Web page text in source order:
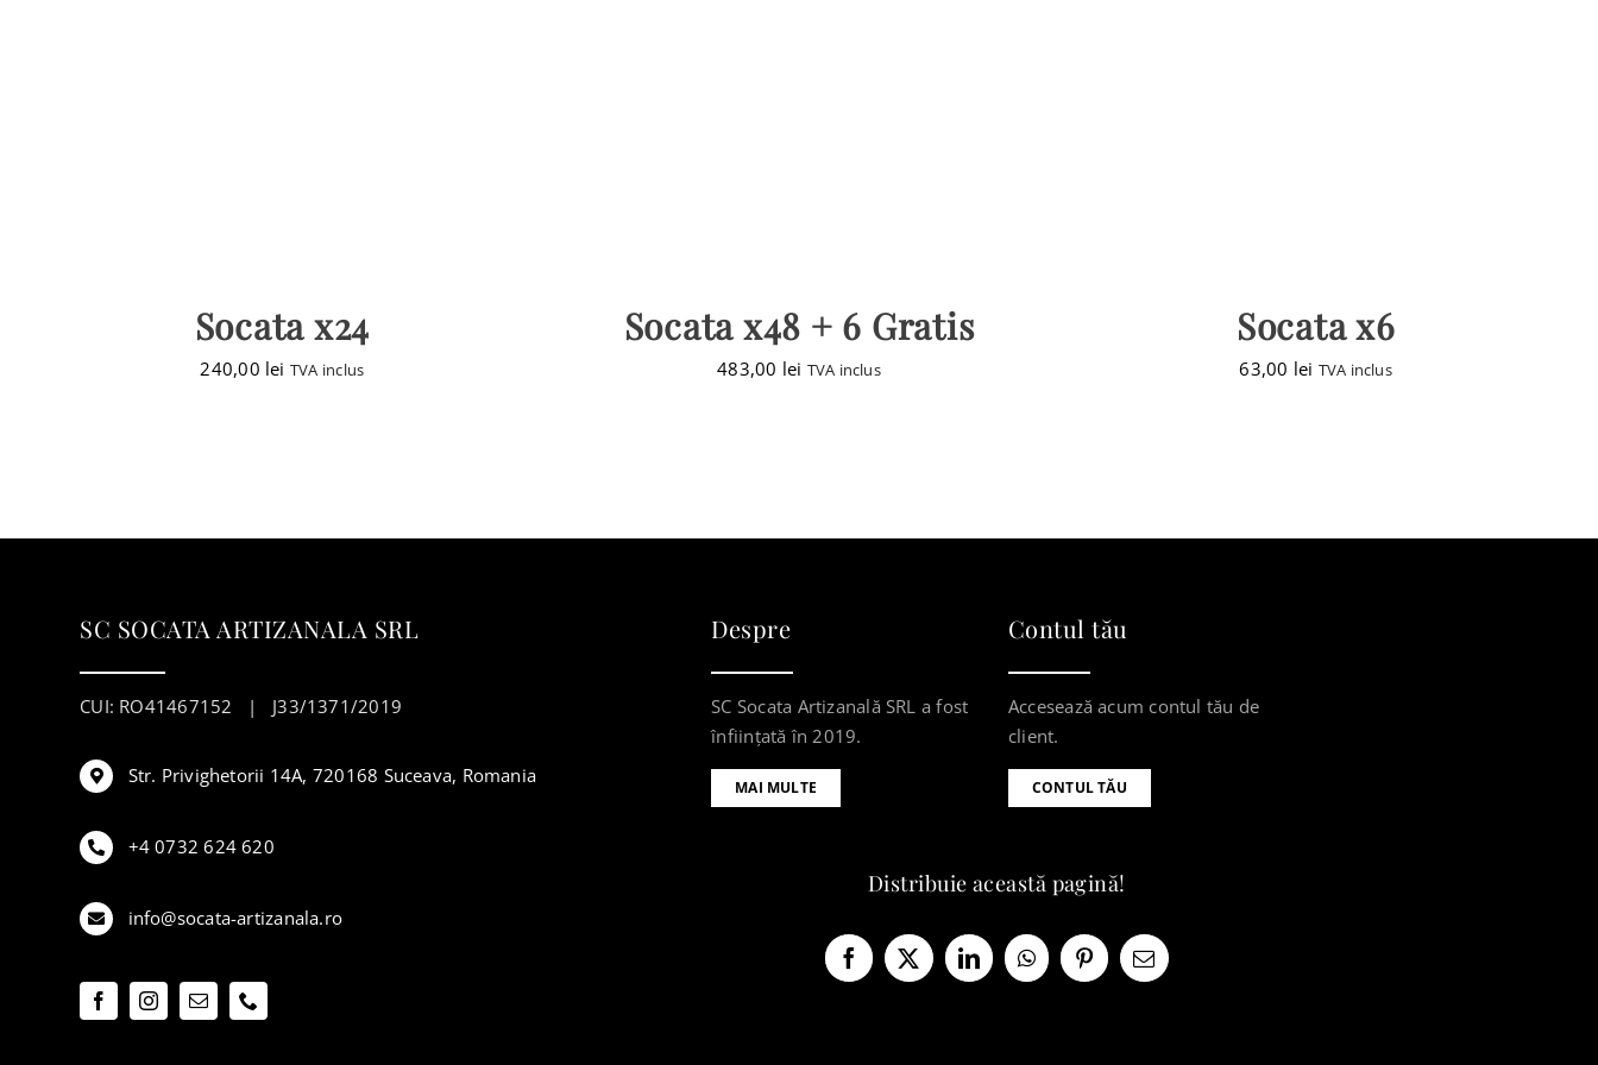
Socata x24
240,00 lei TVA inclus
Socata x48 + 6 Gratis
483,00 lei TVA inclus
Socata x6
63,00 lei TVA inclus
SC SOCATA ARTIZANALA SRL
CUI: RO41467152 | J33/1371/2019
Str. Privighetorii 14A, 720168 Suceava, Romania
+4 0732 624 620
info@socata-artizanala.ro
Despre
SC Socata Artizanală SRL a fost
înființată în 2019.
MAI MULTE
Contul tău
Accesează acum contul tău de
client.
CONTUL TĂU
Distribuie această pagină!